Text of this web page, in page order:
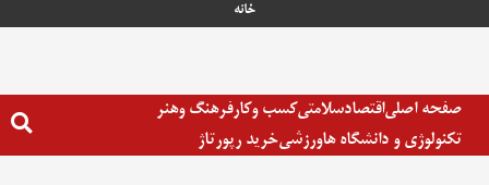
خانه
صفحه اصلیاقتصادسلامتیکسب وکارفرهنگ وهنر
تکنولوژی و دانشگاه هاورزشیخرید رپورتاژ